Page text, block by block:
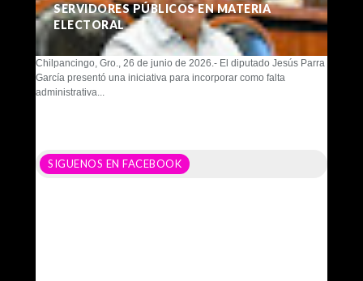
SERVIDORES PÚBLICOS EN MATERIA
ELECTORAL
Chilpancingo, Gro., 26 de junio de 2026.- El diputado Jesús Parra
García presentó una iniciativa para incorporar como falta
administrativa...
SIGUENOS EN FACEBOOK